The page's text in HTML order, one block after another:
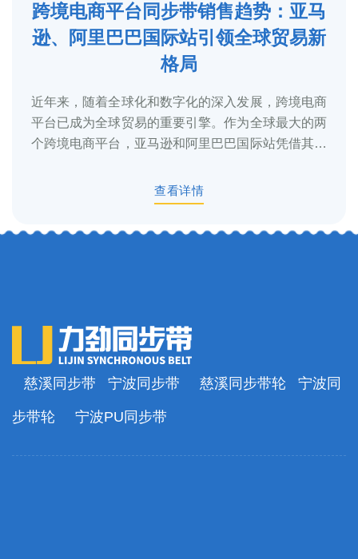
5
2025-3
跨境电商平台同步带销售趋势：亚马
逊、阿里巴巴国际站引领全球贸易新
格局
近年来，随着全球化和数字化的深入发展，跨境电商
平台已成为全球贸易的重要引擎。作为全球最大的两
个跨境电商平台，亚马逊和阿里巴巴国际站凭借其庞
查看详情
慈溪同步带 宁波同步带 慈溪同步带轮 宁波同
步带轮 宁波PU同步带